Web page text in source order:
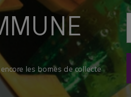
les bornes de collecte